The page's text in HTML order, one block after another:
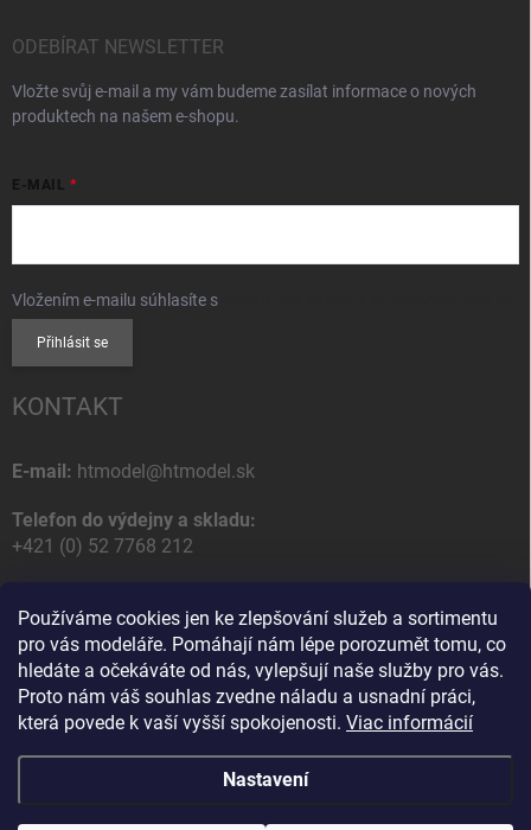
Používáme cookies jen ke zlepšování služeb a sortimentu
pro vás modeláře. Pomáhají nám lépe porozumět tomu, co
hledáte a očekáváte od nás, vylepšují naše služby pro vás.
Proto nám váš souhlas zvedne náladu a usnadní práci,
která povede k vaší vyšší spokojenosti. Viac informácií
Nastavení
ODEBÍRAT NEWSLETTER
Vložte svůj e-mail a my vám budeme zasílat informace o nových
produktech na našem e-shopu.
E-MAIL
Vložením e-mailu súhlasíte s
Přihlásit se
KONTAKT
E-mail: htmodel@htmodel.sk
Telefon do výdejny a skladu:
+421 (0) 52 7768 212
HT model
Na letisko 49
058 01 Poprad
Slovenská Republika